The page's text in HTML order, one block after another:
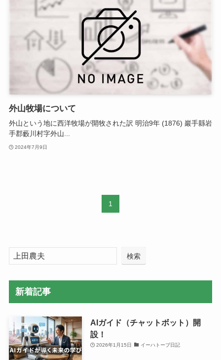
外山牧場について
外山という地に西洋牧場が開牧された訳 明治9年 (1876) 巖手縣岩
手郡藪川村字外山...
2024年7月9日
1
検索
新着記事
AIガイド（チャットボット）開
設！
2026年1月15日 イーハトーブ日記